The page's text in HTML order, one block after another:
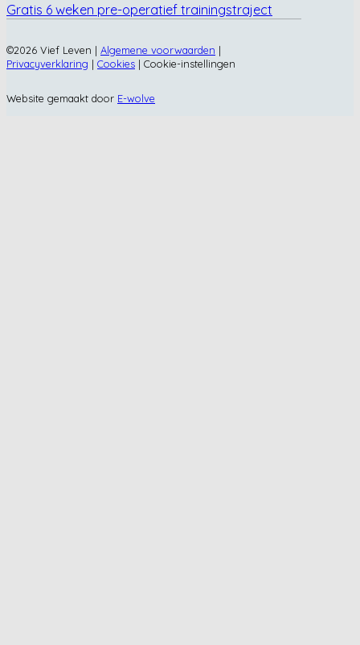
Gratis 6 weken pre-operatief trainingstraject
©2026 Vief Leven | Algemene voorwaarden |
Privacyverklaring | Cookies | Cookie-instellingen
Website gemaakt door E-wolve